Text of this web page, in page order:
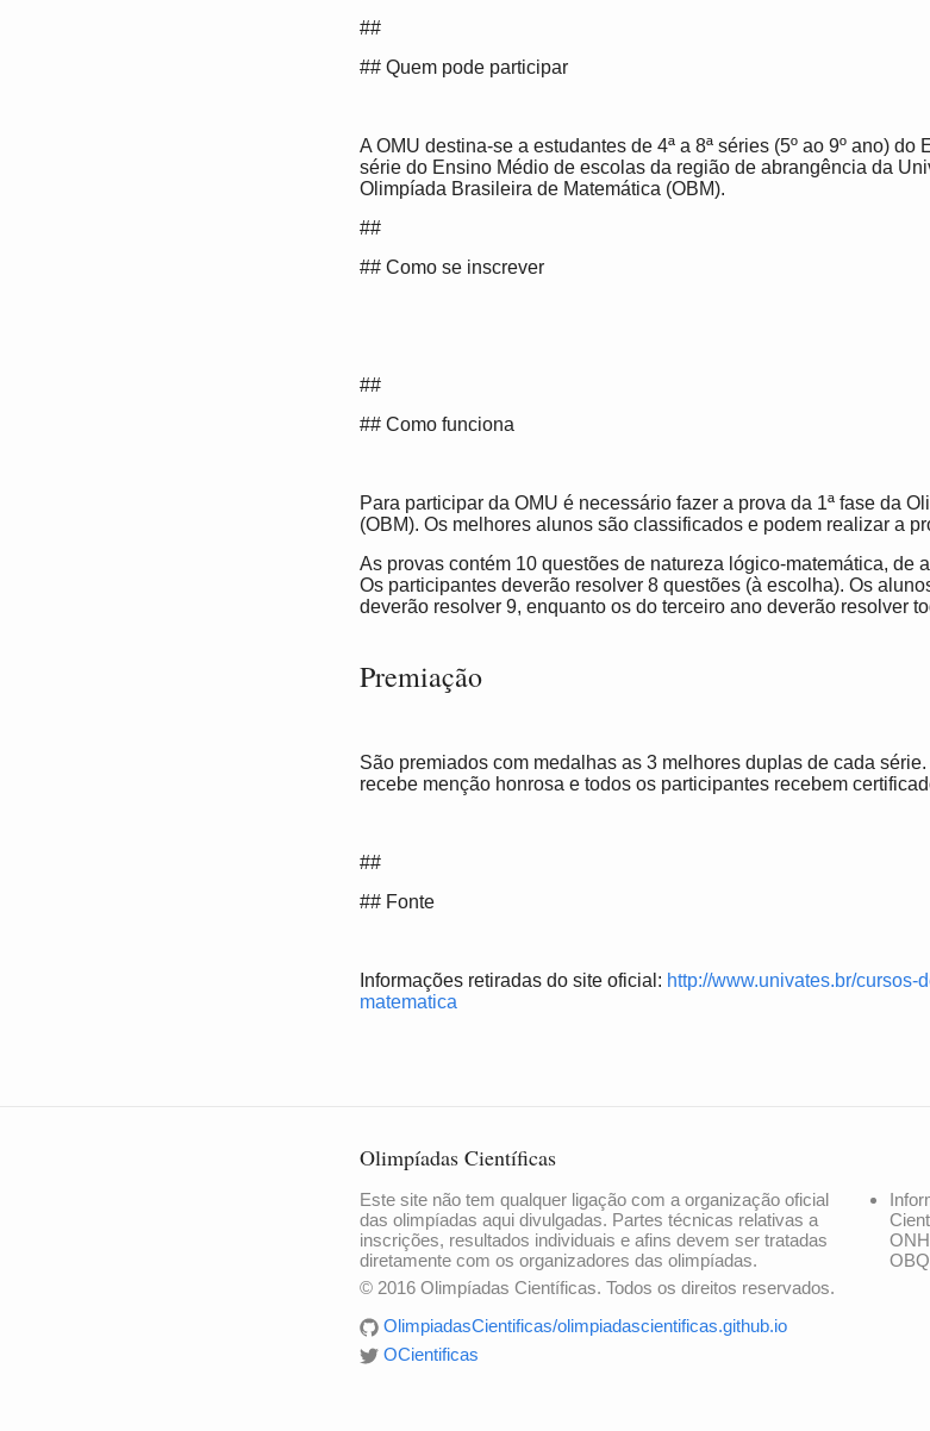
##
## Quem pode participar
A OMU destina-se a estudantes de 4ª a 8ª séries (5º ao 9º ano) do
série do Ensino Médio de escolas da região de abrangência da
Olimpíada Brasileira de Matemática (OBM).
##
## Como se inscrever
##
## Como funciona
Para participar da OMU é necessário fazer a prova da 1ª fase da
(OBM). Os melhores alunos são classificados e podem realizar a
As provas contém 10 questões de natureza lógico-matemática, de
Os participantes deverão resolver 8 questões (à escolha). Os
deverão resolver 9, enquanto os do terceiro ano deverão resolver
Premiação
São premiados com medalhas as 3 melhores duplas de cada
recebe menção honrosa e todos os participantes recebem
##
## Fonte
Informações retiradas do site oficial: http://www.univates.br/cursos-
matematica
Olimpíadas Científicas
Este site não tem qualquer ligação com a organização oficial
das olimpíadas aqui divulgadas. Partes técnicas relativas a
inscrições, resultados individuais e afins devem ser tratadas
diretamente com os organizadores das olimpíadas.
© 2016 Olimpíadas Científicas. Todos os direitos reservados.
OlimpiadasCientificas/olimpiadascientificas.github.io
OCientificas